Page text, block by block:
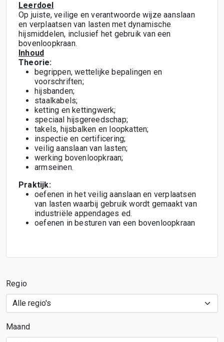
Leerdoel
Op juiste, veilige en verantwoorde wijze aanslaan
en verplaatsen van lasten met dynamische
hijsmiddelen, inclusief het gebruik van een
bovenloopkraan.
Inhoud
Theorie:
begrippen, wettelijke bepalingen en
voorschriften;
hijsbanden;
staalkabels;
ketting en kettingwerk;
speciaal hijsgereedschap;
takels, hijsbalken en loopkatten;
inspectie en certificering;
veilig aanslaan van lasten;
werking bovenloopkraan;
armseinen.
Praktijk:
oefenen in het veilig aanslaan en verplaatsen
van lasten waarbij gebruik wordt gemaakt van
industriële appendages ed.
oefenen in besturen van een bovenloopkraan
Regio
Maand